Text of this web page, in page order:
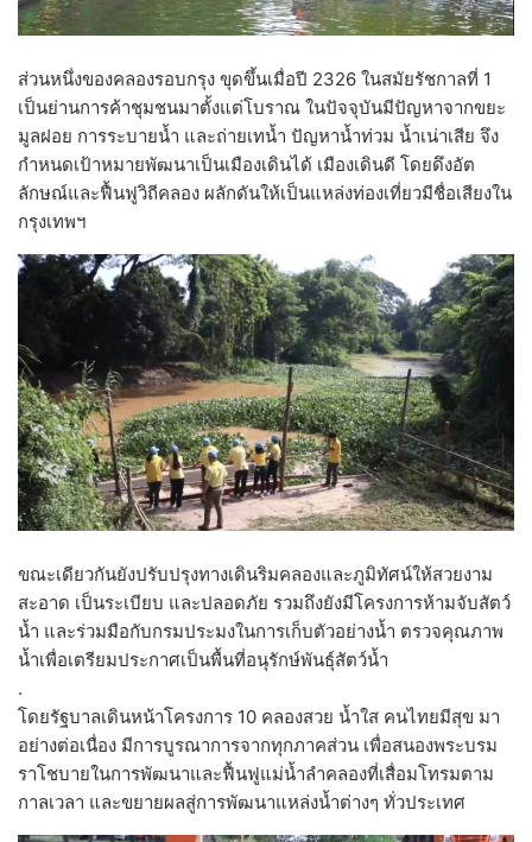
ส่วนหนึ่งของคลองรอบกรุง ขุดขึ้นเมื่อปี 2326 ในสมัยรัชกาลที่ 1
เป็นย่านการค้าชุมชนมาตั้งแต่โบราณ ในปัจจุบันมีปัญหาจากขยะ
มูลฝอย การระบายน้ำ และถ่ายเทน้ำ ปัญหาน้ำท่วม น้ำเน่าเสีย จึง
กำหนดเป้าหมายพัฒนาเป็นเมืองเดินได้ เมืองเดินดี โดยดึงอัต
ลักษณ์และฟื้นฟูวิถีคลอง ผลักดันให้เป็นแหล่งท่องเที่ยวมีชื่อเสียงใน
กรุงเทพฯ
ขณะเดียวกันยังปรับปรุงทางเดินริมคลองและภูมิทัศน์ให้สวยงาม
สะอาด เป็นระเบียบ และปลอดภัย รวมถึงยังมีโครงการห้ามจับสัตว์
น้ำ และร่วมมือกับกรมประมงในการเก็บตัวอย่างน้ำ ตรวจคุณภาพ
น้ำเพื่อเตรียมประกาศเป็นพื้นที่อนุรักษ์พันธุ์สัตว์น้ำ
.
โดยรัฐบาลเดินหน้าโครงการ 10 คลองสวย น้ำใส คนไทยมีสุข มา
อย่างต่อเนื่อง มีการบูรณาการจากทุกภาคส่วน เพื่อสนองพระบรม
ราโชบายในการพัฒนาและฟื้นฟูแม่น้ำลำคลองที่เสื่อมโทรมตาม
กาลเวลา และขยายผลสู่การพัฒนาแหล่งน้ำต่างๆ ทั่วประเทศ